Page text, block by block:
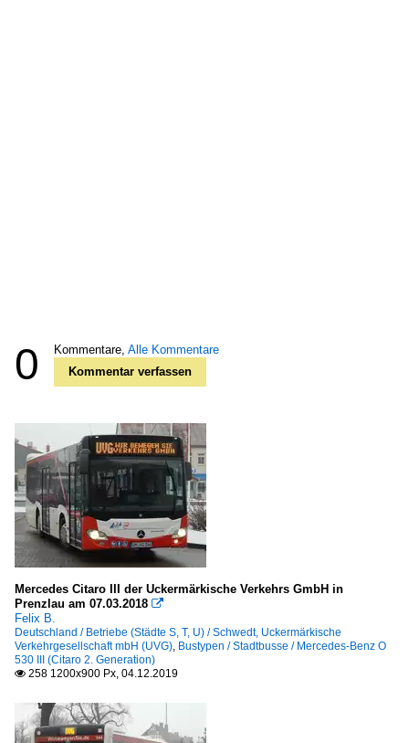
0 Kommentare, Alle Kommentare
Kommentar verfassen
Mercedes Citaro III der Uckermärkische Verkehrs GmbH in
Prenzlau am 07.03.2018 
Felix B.
Deutschland / Betriebe (Städte S, T, U) / Schwedt, Uckermärkische
Verkehrgesellschaft mbH (UVG), Bustypen / Stadtbusse / Mercedes-Benz O
530 III (Citaro 2. Generation)
 258 1200x900 Px, 04.12.2019